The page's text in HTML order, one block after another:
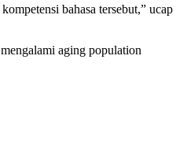
bahasa tersebut,” ucap
aging population